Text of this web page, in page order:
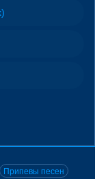
Припевы песен